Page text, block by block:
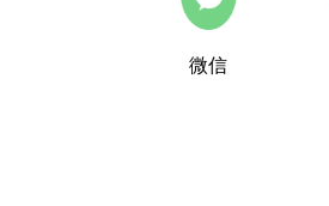
微信